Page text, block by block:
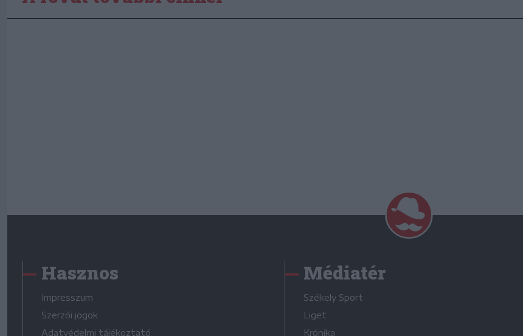
Hasznos
Impresszum
Szerzői jogok
Adatvédelmi tájékoztató
Médiatér
Székely Sport
Liget
Krónika